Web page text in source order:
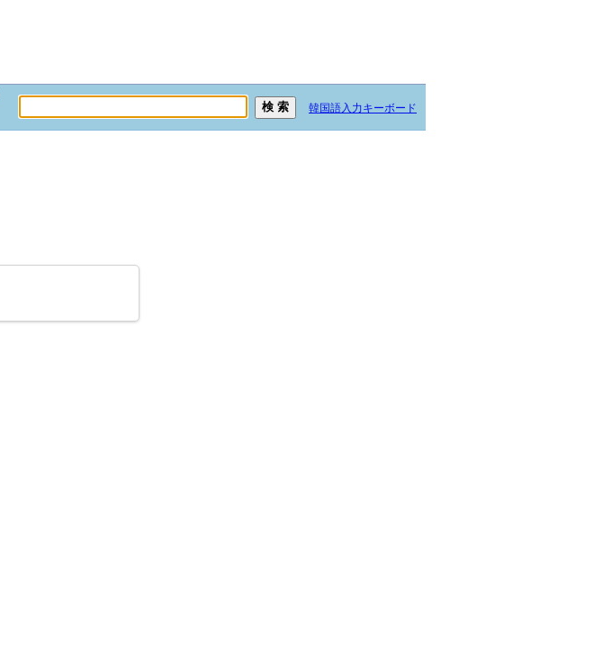
韓国語入力キーボード